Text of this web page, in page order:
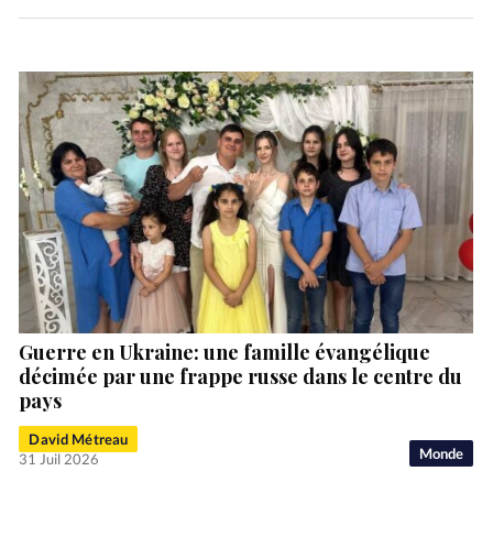
Monde
Guerre en Ukraine: une famille évangélique
décimée par une frappe russe dans le centre du
pays
David Métreau
31 Juil 2026